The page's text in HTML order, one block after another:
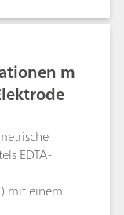
m
EDTA-
mit einem